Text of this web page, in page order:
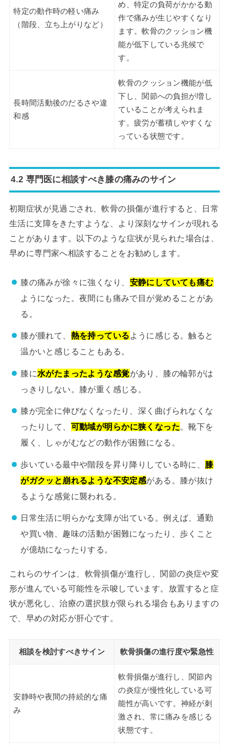
特定の動作時の軽い痛み
（階段、立ち上がりなど）
め、特定の負荷がかかる動
作で痛みが生じやすくなり
ます。軟骨のクッション機
能が低下している兆候で
す。
長時間活動後のだるさや違
和感
軟骨のクッション機能が低
下し、関節への負担が増し
ていることが考えられま
す。疲労が蓄積しやすくな
っている状態です。
4.2 専門医に相談すべき膝の痛みのサイン
初期症状が見過ごされ、軟骨の損傷が進行すると、日常
生活に支障をきたすような、より深刻なサインが現れる
ことがあります。以下のような症状が見られた場合は、
早めに専門家へ相談することをお勧めします。
膝の痛みが徐々に強くなり、 安静にしていても痛む
ようになった。夜間にも痛みで目が覚めることがあ
る。
膝が腫れて、 熱を持っている ように感じる。触ると
温かいと感じることもある。
膝に水がたまったような感覚があり、膝の輪郭がは
っきりしない。膝が重く感じる。
膝が完全に伸びなくなったり、深く曲げられなくな
ったりして、 可動域が明らかに狭くなった。靴下を
履く、しゃがむなどの動作が困難になる。
歩いている最中や階段を昇り降りしている時に、 膝
がガクッと崩れるような不安定感がある。膝が抜け
るような感覚に襲われる。
日常生活に明らかな支障が出ている。例えば、通勤
や買い物、趣味の活動が困難になったり、歩くこと
が億劫になったりする。
これらのサインは、軟骨損傷が進行し、関節の炎症や変
形が進んでいる可能性を示唆しています。放置すると症
状が悪化し、治療の選択肢が限られる場合もありますの
で、早めの対応が肝心です。
相談を検討すべきサイン 軟骨損傷の進行度や緊急性
安静時や夜間の持続的な痛
み
軟骨損傷が進行し、関節内
の炎症が慢性化している可
能性が高いです。神経が刺
激され、常に痛みを感じる
状態です。